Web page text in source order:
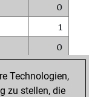
0
1
0
0
Technologien,
zu stellen, die